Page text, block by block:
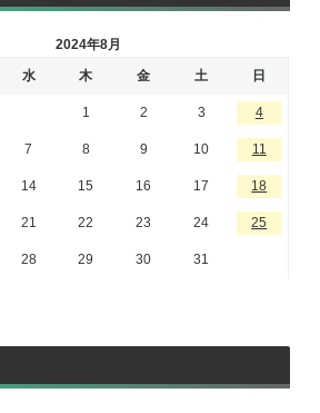
2024年8月
水 木 金 土 日
1 2 3 4
7 8 9 10 11
14 15 16 17 18
21 22 23 24 25
28 29 30 31